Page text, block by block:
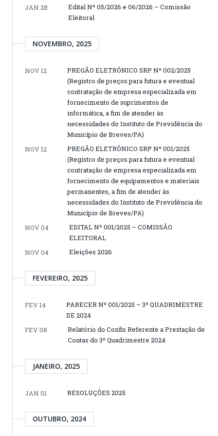
JAN 28
Edital Nº 05/2026 e 06/2026 – Comissão
Eleitoral
NOVEMBRO, 2025
NOV 12
PREGÃO ELETRÔNICO SRP Nº 002/2025
(Registro de preços para futura e eventual
contratação de empresa especializada em
fornecimento de suprimentos de
informática, a fim de atender às
necessidades do Instituto de Previdência do
Município de Breves/PA)
NOV 12
PREGÃO ELETRÔNICO SRP Nº 001/2025
(Registro de preços para futura e eventual
contratação de empresa especializada em
fornecimento de equipamentos e materiais
permanentes, a fim de atender às
necessidades do Instituto de Previdência do
Município de Breves/PA)
NOV 04
EDITAL Nº 001/2025 – COMISSÃO
ELEITORAL
NOV 04
Eleições 2026
FEVEREIRO, 2025
FEV 14
PARECER Nº 001/2025 – 3º QUADRIMESTRE
DE 2024
FEV 08
Relatório do Confis Referente a Prestação de
Contas do 3º Quadrimestre 2024
JANEIRO, 2025
JAN 01 RESOLUÇÕES 2025
OUTUBRO, 2024